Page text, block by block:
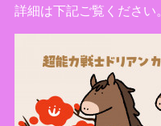
詳細は下記ご覧ください。